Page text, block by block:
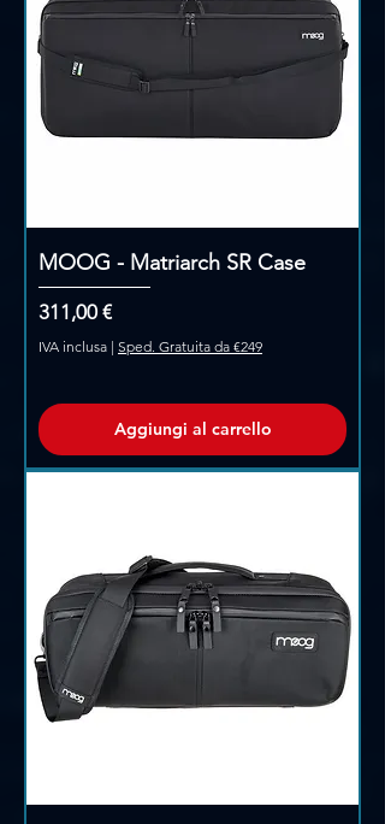
MOOG - Matriarch SR Case
Prezzo
311,00 €
IVA inclusa | Sped. Gratuita da €249
Aggiungi al carrello